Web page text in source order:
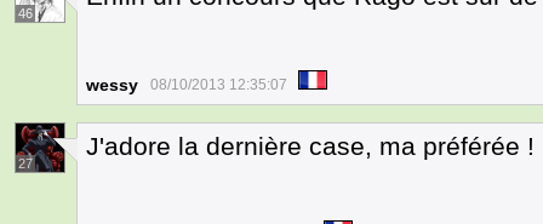
46
wessy 08/10/2013 12:35:07
27
J'adore la dernière case, ma préférée !